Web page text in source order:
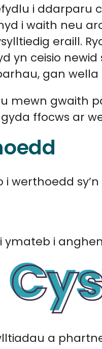
i ddarparu
i waith neu
eraill.
yn ceisio
gan
mewn gwaith
ffocws ar
i werthoedd
ymateb i
a